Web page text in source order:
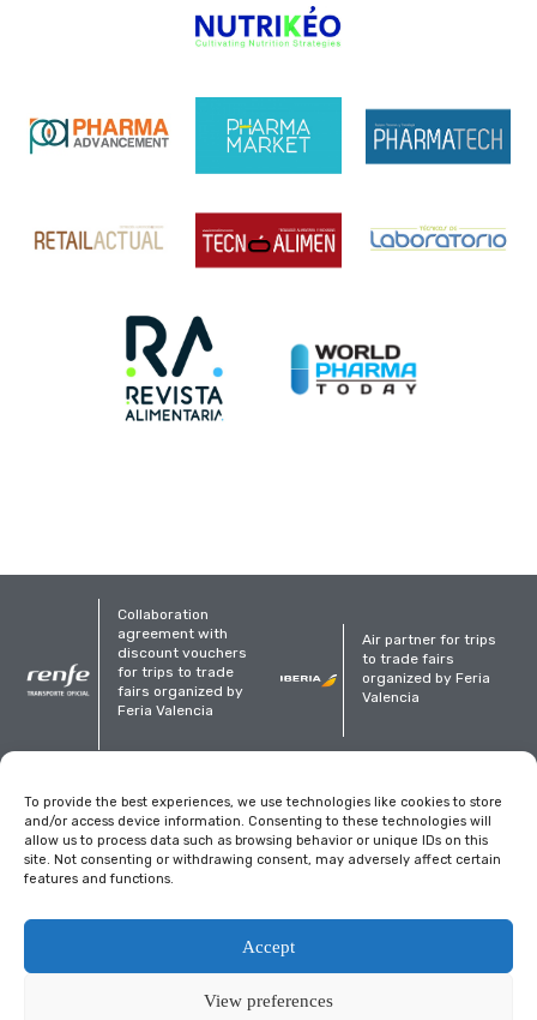
To provide the best experiences, we use technologies like cookies to store
and/or access device information. Consenting to these technologies will
allow us to process data such as browsing behavior or unique IDs on this
site. Not consenting or withdrawing consent, may adversely affect certain
features and functions.
Accept
View preferences
Collaboration
agreement with
discount vouchers
for trips to trade
fairs organized by
Feria Valencia
Air partner for trips
to trade fairs
organized by Feria
Valencia